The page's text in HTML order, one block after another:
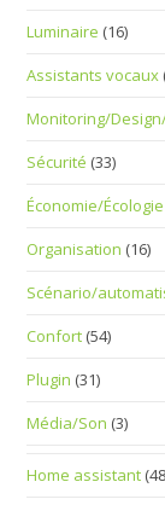
Luminaire (16)
Assistants vocaux
Monitoring/
Sécurité (33)
Économie/Écologie
Organisation (16)
Scénario/
Confort (54)
Plugin (31)
Média/Son (3)
Home assistant